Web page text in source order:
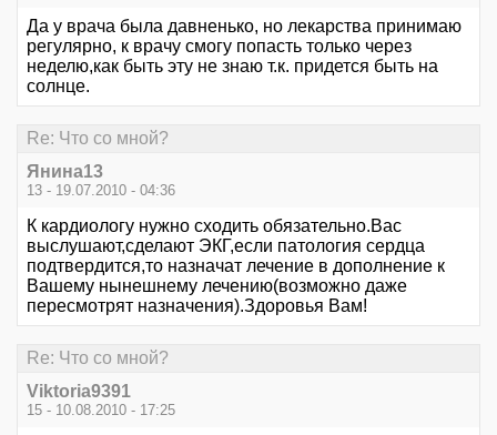
Да у врача была давненько, но лекарства принимаю
регулярно, к врачу смогу попасть только через
неделю,как быть эту не знаю т.к. придется быть на
солнце.
Re: Что со мной?
Янина13
13 - 19.07.2010 - 04:36
К кардиологу нужно сходить обязательно.Вас
выслушают,сделают ЭКГ,если патология сердца
подтвердится,то назначат лечение в дополнение к
Вашему нынешнему лечению(возможно даже
пересмотрят назначения).Здоровья Вам!
Re: Что со мной?
Viktoria9391
15 - 10.08.2010 - 17:25